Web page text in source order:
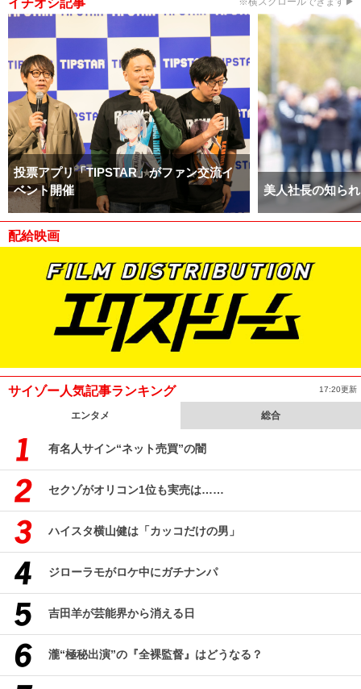
投票アプリ「TIPSTAR」がファン交流イ
ベント開催
美人社長の知ら
配給映画
サイゾー人気記事ランキング 17:20更新
エンタメ 総合
有名人サイン“ネット売買”の闇
セクゾがオリコン1位も実売は……
ハイスタ横山健は「カッコだけの男」
ジローラモがロケ中にガチナンパ
吉田羊が芸能界から消える日
瀧“極秘出演”の『全裸監督』はどうなる？